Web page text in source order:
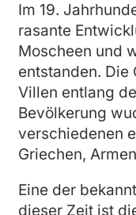
Im 19.
rasante
Moscheen und
entstanden.
Villen entlang
Bevölkerung
verschiedenen
Griechen,
Eine der
dieser Zeit ist